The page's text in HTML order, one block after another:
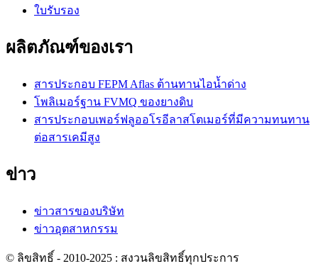
ใบรับรอง
ผลิตภัณฑ์ของเรา
สารประกอบ FEPM Aflas ต้านทานไอน้ำด่าง
โพลิเมอร์ฐาน FVMQ ของยางดิบ
สารประกอบเพอร์ฟลูออโรอีลาสโตเมอร์ที่มีความทนทาน
ต่อสารเคมีสูง
ข่าว
ข่าวสารของบริษัท
ข่าวอุตสาหกรรม
© ลิขสิทธิ์ - 2010-2025 : สงวนลิขสิทธิ์ทุกประการ